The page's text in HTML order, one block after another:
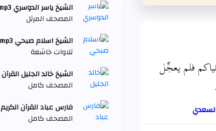
فلم يعجِّل
الشيخ ياسر الدوسري mp3
المصحف المرتل
الشيخ اسلام صبحي mp3
تلاوات خاشعة
الشيخ خالد الجليل القرآن mp3
المصحف كامل
فارس عباد القرآن الكريم mp3
المصحف كامل